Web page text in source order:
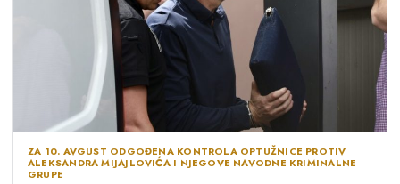
ZA 10. AVGUST ODGOĐENA KONTROLA OPTUŽNICE PROTIV
ALEKSANDRA MIJAJLOVIĆA I NJEGOVE NAVODNE KRIMINALNE
GRUPE